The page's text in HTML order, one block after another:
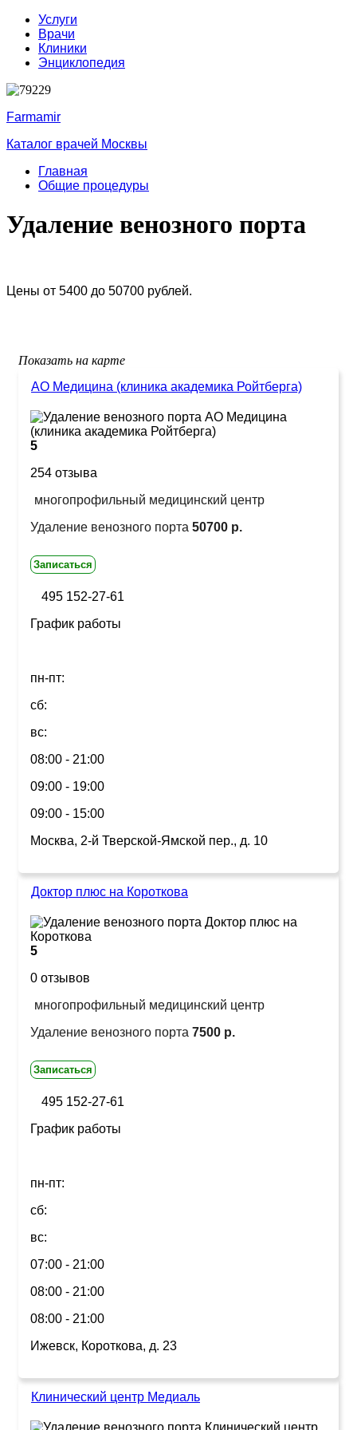
Услуги
Врачи
Клиники
Энциклопедия
Farmamir
Каталог врачей Москвы
Главная
Общие процедуры
Удаление венозного порта
Цены от 5400 до 50700 рублей.
Показать на карте
АО Медицина (клиника академика Ройтберга)
5
254 отзыва
многопрофильный медицинский центр
Удаление венозного порта 50700 р.
Записаться
495 152-27-61
График работы
пн-пт:
сб:
вс:
08:00 - 21:00
09:00 - 19:00
09:00 - 15:00
Москва, 2-й Тверской-Ямской пер., д. 10
Доктор плюс на Короткова
5
0 отзывов
многопрофильный медицинский центр
Удаление венозного порта 7500 р.
Записаться
495 152-27-61
График работы
пн-пт:
сб:
вс:
07:00 - 21:00
08:00 - 21:00
08:00 - 21:00
Ижевск, Короткова, д. 23
Клинический центр Медиаль